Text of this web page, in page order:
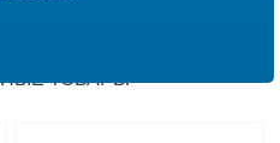
ТОВАРЫ